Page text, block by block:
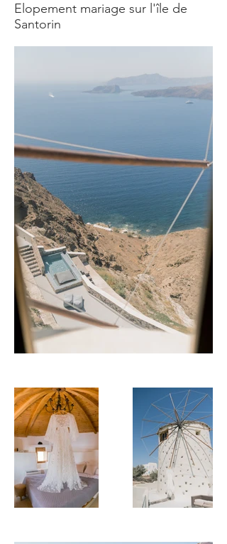
Elopement mariage sur l'île de
Santorin